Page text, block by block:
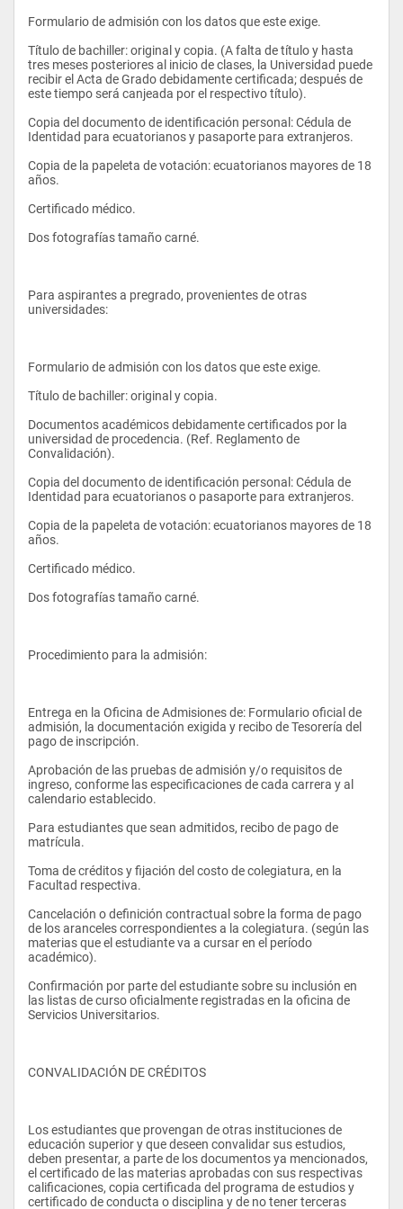
La comunicación política examina el cómo contribuyen las
actividades de comunicación a los debates o discusiones
sociales y cómo éstas son utilizadas para hacer prevalecer un
en cuenta el desarrollo tecnológico y el crecimiento de la
población urbana.
política de desarrolla en el ámbito del Politing (marketing
que la presencia de la voluntad humana y su inteligencia no
permiten ese tipo de degradación.
La comunicación política en Ecuador, en el aspecto profesional
ofrece una carrera que enfoque desde el manejo de la
creatividad y las estrategias de medios aplicados a la
actividad política hasta la asesoría personal de imagen de un
bases con otras formas de comunicación, no es una mera
campaña política, requiere de un profundo conocimiento de la
creación de la carrera de comunicación política como una
en los medios y en la actividad política, de los ámbitos privado,
público y social.
tareas fundamentales de la vida democrática y de la
convivencia en función del respeto a la opinión de quienes
esta razón, cotidianamente, las agencias de publicidad, las de
comunicación y los partidos políticos están demandando
universitaria del país no entrega profesionales con el perfil
adecuado que estén en capacidad de investigar, planificar,
gestionar y evaluar procesos comunicativos políticos
orientados a obtener resultados que se reflejen en la votación
este mercado ocupacional ha sido cubierto mediante la
contratación de personas extranjeras.
organismos gubernamentales de representación popular
como municipios, prefecturas, parlamento, Secretaría de
Información, Tribunal Supremo Electoral, ministerios y demás
instituciones que participan activamente en el quehacer
político del país y del exterior.
Investigación Cualitativa
Relaciones Públicas y Comunicación Organizacional
Dibujo Artístico
Teorías de la Comunicación
Historia del Periodismo
Cultura Física II
English II
TERCER SEMESTRE
MATERIA
Sociología de la Comunicación
Dibujo Técnico
Semiótica General
Cultura Física III
English III
CUARTO SEMESTRE
MATERIA
Sicología de la Comunicación
Fotografía Básica
Semiótica Aplicada
Redacción y Estilo
Cultura Física IV
English IV
QUINTO SEMESTRE
Planificación de Medios
Comportamiento del Consumidor
Fotografía Aplicada
Diseño Digital I
Antropología Cultural
Investigación de Mercados
Oratoria
SEXTO SEMESTRE
Producción de Radio
Producción de Televisión
Procesos Gráficos
Formulario de admisión con los datos que este exige.
Título de bachiller: original y copia. (A falta de título y hasta
tres meses posteriores al inicio de clases, la Universidad puede
recibir el Acta de Grado debidamente certificada; después de
este tiempo será canjeada por el respectivo título).
Copia del documento de identificación personal: Cédula de
Identidad para ecuatorianos y pasaporte para extranjeros.
Copia de la papeleta de votación: ecuatorianos mayores de 18
años.
Certificado médico.
Dos fotografías tamaño carné.
Para aspirantes a pregrado, provenientes de otras
universidades:
Formulario de admisión con los datos que este exige.
Título de bachiller: original y copia.
Documentos académicos debidamente certificados por la
universidad de procedencia. (Ref. Reglamento de
Convalidación).
Copia del documento de identificación personal: Cédula de
Identidad para ecuatorianos o pasaporte para extranjeros.
Copia de la papeleta de votación: ecuatorianos mayores de 18
años.
Certificado médico.
Dos fotografías tamaño carné.
Procedimiento para la admisión:
Entrega en la Oficina de Admisiones de: Formulario oficial de
admisión, la documentación exigida y recibo de Tesorería del
pago de inscripción.
Aprobación de las pruebas de admisión y/o requisitos de
ingreso, conforme las especificaciones de cada carrera y al
calendario establecido.
Para estudiantes que sean admitidos, recibo de pago de
matrícula.
Toma de créditos y fijación del costo de colegiatura, en la
Facultad respectiva.
Cancelación o definición contractual sobre la forma de pago
de los aranceles correspondientes a la colegiatura. (según las
materias que el estudiante va a cursar en el período
académico).
Confirmación por parte del estudiante sobre su inclusión en
las listas de curso oficialmente registradas en la oficina de
Servicios Universitarios.
CONVALIDACIÓN DE CRÉDITOS
Los estudiantes que provengan de otras instituciones de
educación superior y que deseen convalidar sus estudios,
deben presentar, a parte de los documentos ya mencionados,
el certificado de las materias aprobadas con sus respectivas
calificaciones, copia certificada del programa de estudios y
certificado de conducta o disciplina y de no tener terceras